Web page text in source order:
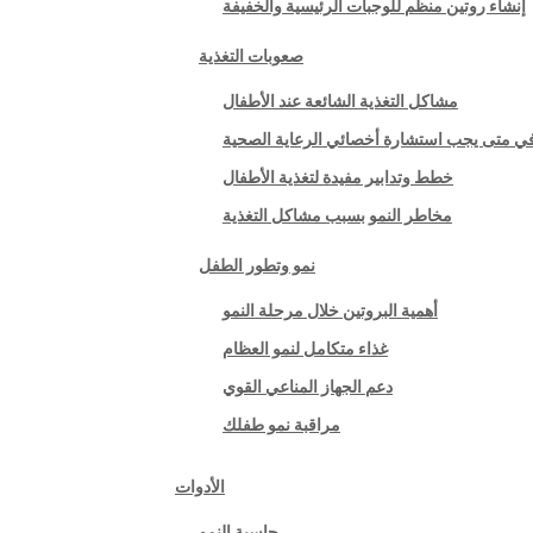
إنشاء روتين منظم للوجبات الرئيسية والخفيفة
صعوبات التغذية
مشاكل التغذية الشائعة عند الأطفال
متى يجب استشارة أخصائي الرعاية الصحية
خطط وتدابير مفيدة لتغذية الأطفال
مخاطر النمو بسبب مشاكل التغذية
نمو وتطور الطفل
أهمية البروتين خلال مرحلة النمو
غذاء متكامل لنمو العظام
دعم الجهاز المناعي القوي
مراقبة نمو طفلك
الأدوات